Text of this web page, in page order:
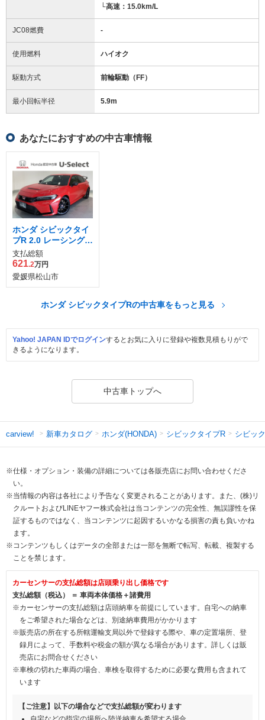
└高速：15.0km/L
JC08燃費 -
使用燃料 ハイオク
駆動方式 前輪駆動（FF）
最小回転半径 5.9m
あなたにおすすめの中古車情報
ホンダ シビックタイ
プR 2.0 レーシングブ
ラックパッケージ
支払総額
621.2万円
愛媛県松山市
ホンダ シビックタイプRの中古車をもっと見る
Yahoo! JAPAN IDでログインするとお気に入りに登録や複数見積もりがで
きるようになります。
中古車トップへ
carview! 新車カタログ ホンダ(HONDA) シビックタイプR シビッ
※仕様・オプション・装備の詳細については各販売店にお問い合わせくださ
い。
※当情報の内容は各社により予告なく変更されることがあります。また、(株)リ
クルートおよびLINEヤフー株式会社は当コンテンツの完全性、無誤謬性を保
証するものではなく、当コンテンツに起因するいかなる損害の責も負いかね
ます。
※コンテンツもしくはデータの全部または一部を無断で転写、転載、複製する
ことを禁じます。
カーセンサーの支払総額は店頭乗り出し価格です
支払総額（税込） ＝ 車両本体価格＋諸費用
※カーセンサーの支払総額は店頭納車を前提にしています。自宅への納車
をご希望された場合などは、別途納車費用がかかります
※販売店の所在する所轄運輸支局以外で登録する際や、車の定置場所、登
録月によって、手数料や税金の額が異なる場合があります。詳しくは販
売店にお問合せください
※車検の切れた車両の場合、車検を取得するために必要な費用も含まれて
います
【ご注意】以下の場合などで支払総額が変わります